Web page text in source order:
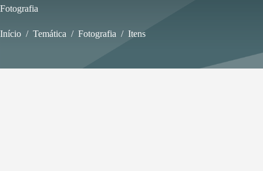
Fotografia
Início / Temática / Fotografia / Itens